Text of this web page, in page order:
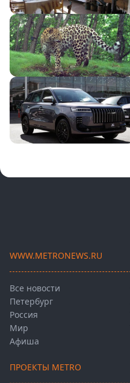
WWW.METRONEWS.RU
Все новости
Петербург
Россия
Мир
Афиша
ПРОЕКТЫ METRO